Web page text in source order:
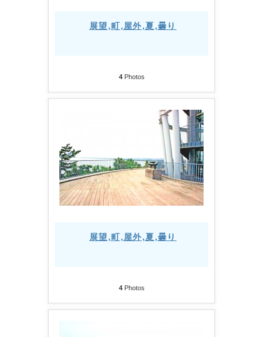
展望,町,屋外,夏,曇り
4Photos
展望,町,屋外,夏,曇り
4Photos